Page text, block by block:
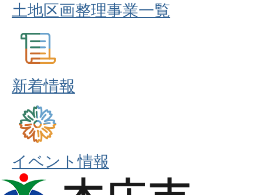
土地区画整理事業一覧
新着情報
イベント情報
本